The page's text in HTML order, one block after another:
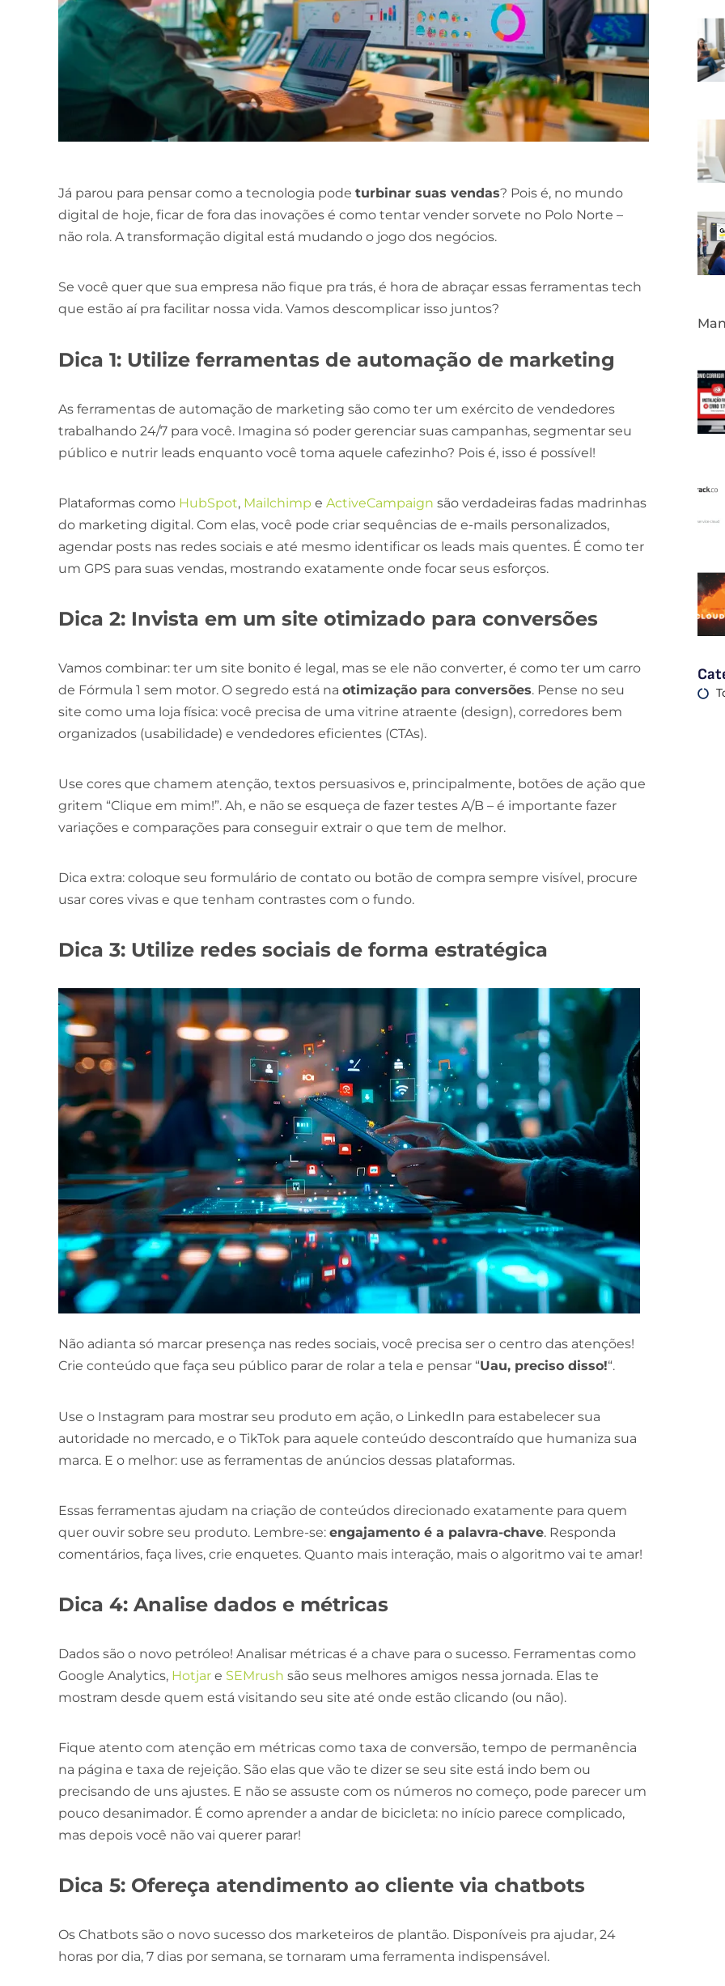
Já parou para pensar como a tecnologia pode turbinar suas vendas? Pois é, no mundo
digital de hoje, ficar de fora das inovações é como tentar vender sorvete no Polo Norte –
não rola. A transformação digital está mudando o jogo dos negócios.
Se você quer que sua empresa não fique pra trás, é hora de abraçar essas ferramentas tech
que estão aí pra facilitar nossa vida. Vamos descomplicar isso juntos?
Dica 1: Utilize ferramentas de automação de marketing
As ferramentas de automação de marketing são como ter um exército de vendedores
trabalhando 24/7 para você. Imagina só poder gerenciar suas campanhas, segmentar seu
público e nutrir leads enquanto você toma aquele cafezinho? Pois é, isso é possível!
Plataformas como HubSpot, Mailchimp e ActiveCampaign são verdadeiras fadas madrinhas
do marketing digital. Com elas, você pode criar sequências de e-mails personalizados,
agendar posts nas redes sociais e até mesmo identificar os leads mais quentes. É como ter
um GPS para suas vendas, mostrando exatamente onde focar seus esforços.
Dica 2: Invista em um site otimizado para conversões
Vamos combinar: ter um site bonito é legal, mas se ele não converter, é como ter um carro
de Fórmula 1 sem motor. O segredo está na otimização para conversões. Pense no seu
site como uma loja física: você precisa de uma vitrine atraente (design), corredores bem
organizados (usabilidade) e vendedores eficientes (CTAs).
Use cores que chamem atenção, textos persuasivos e, principalmente, botões de ação que
gritem “Clique em mim!”. Ah, e não se esqueça de fazer testes A/B – é importante fazer
variações e comparações para conseguir extrair o que tem de melhor.
Dica extra: coloque seu formulário de contato ou botão de compra sempre visível, procure
usar cores vivas e que tenham contrastes com o fundo.
Dica 3: Utilize redes sociais de forma estratégica
Não adianta só marcar presença nas redes sociais, você precisa ser o centro das atenções!
Crie conteúdo que faça seu público parar de rolar a tela e pensar “Uau, preciso disso!“.
Use o Instagram para mostrar seu produto em ação, o LinkedIn para estabelecer sua
autoridade no mercado, e o TikTok para aquele conteúdo descontraído que humaniza sua
marca. E o melhor: use as ferramentas de anúncios dessas plataformas.
Essas ferramentas ajudam na criação de conteúdos direcionado exatamente para quem
quer ouvir sobre seu produto. Lembre-se: engajamento é a palavra-chave. Responda
comentários, faça lives, crie enquetes. Quanto mais interação, mais o algoritmo vai te amar!
Dica 4: Analise dados e métricas
Dados são o novo petróleo! Analisar métricas é a chave para o sucesso. Ferramentas como
Google Analytics, Hotjar e SEMrush são seus melhores amigos nessa jornada. Elas te
mostram desde quem está visitando seu site até onde estão clicando (ou não).
Fique atento com atenção em métricas como taxa de conversão, tempo de permanência
na página e taxa de rejeição. São elas que vão te dizer se seu site está indo bem ou
precisando de uns ajustes. E não se assuste com os números no começo, pode parecer um
pouco desanimador. É como aprender a andar de bicicleta: no início parece complicado,
mas depois você não vai querer parar!
Dica 5: Ofereça atendimento ao cliente via chatbots
Os Chatbots são o novo sucesso dos marketeiros de plantão. Disponíveis pra ajudar, 24
horas por dia, 7 dias por semana, se tornaram uma ferramenta indispensável.